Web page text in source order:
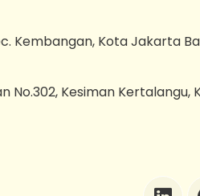
Kembangan, Kota Jakarta
Kesiman Kertalangu,